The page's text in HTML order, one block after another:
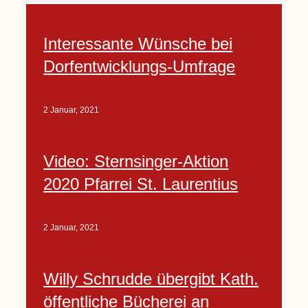
Interessante Wünsche bei
Dorfentwicklungs-Umfrage
2 Januar, 2021
Video: Sternsinger-Aktion
2020 Pfarrei St. Laurentius
2 Januar, 2021
Willy Schrudde übergibt Kath.
öffentliche Bücherei an